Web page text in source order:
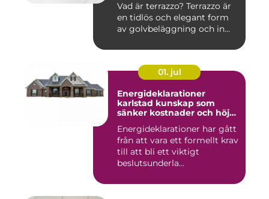
Vad är terrazzo? Terrazzo är
en tidlös och elegant form
av golvbeläggning och in...
01. jul
Energideklarationer
karlstad kunskap som
sänker kostnader och höjer
Energideklarationer har gått
från att vara ett formellt krav
till att bli ett viktigt
beslutsunderla...